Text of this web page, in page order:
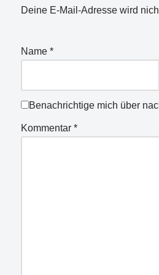
Deine E-Mail-Adresse wird
Name *
Benachrichtige mich über
Kommentar *